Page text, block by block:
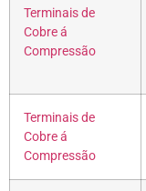
Terminais de
Cobre á
Compressão
Terminais de
Cobre á
Compressão